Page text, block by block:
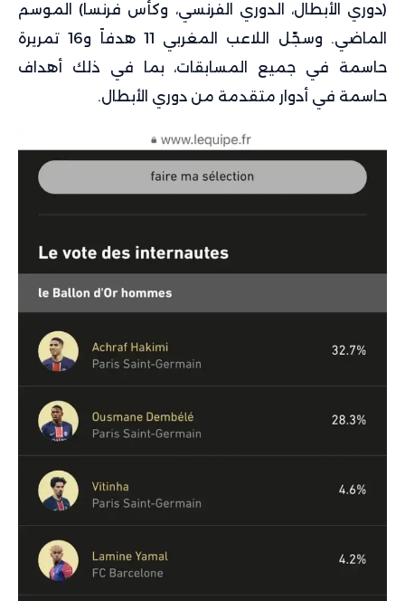
(دوري الأبطال، الدوري الفرنسي، وكأس فرنسا) الموسم
الماضي. وسجّل اللاعب المغربي 11 هدفاً و16 تمريرة
حاسمة في جميع المسابقات، بما في ذلك أهداف
حاسمة في أدوار متقدمة من دوري الأبطال.